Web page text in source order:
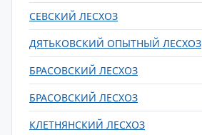
СЕВСКИЙ ЛЕСХОЗ
ДЯТЬКОВСКИЙ ОПЫТНЫЙ ЛЕСХОЗ
БРАСОВСКИЙ ЛЕСХОЗ
БРАСОВСКИЙ ЛЕСХОЗ
КЛЕТНЯНСКИЙ ЛЕСХОЗ